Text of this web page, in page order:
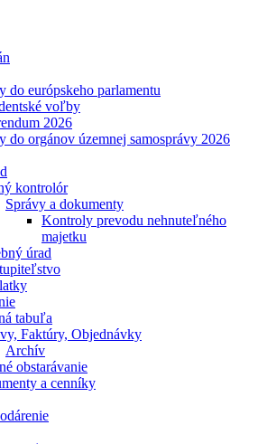
do európskeho parlamentu
voľby
2026
do orgánov územnej samosprávy 2026
kontrolór
Správy a dokumenty
Kontroly prevodu nehnuteľného
majetku
úrad
tabuľa
Faktúry, Objednávky
Archív
obstarávanie
a cenníky